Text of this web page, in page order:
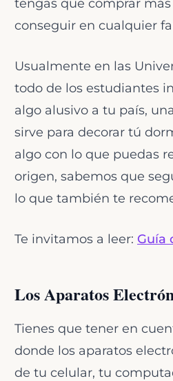
tengas que comprar
conseguir en cualquier
Usualmente en las
todo de los estudiantes
algo alusivo a tu país,
sirve para decorar tú
algo con lo que puedas
origen, sabemos que
lo que también te
Te invitamos a leer: Guía
Los Aparatos
Tienes que tener en
donde los aparatos
de tu celular, tu